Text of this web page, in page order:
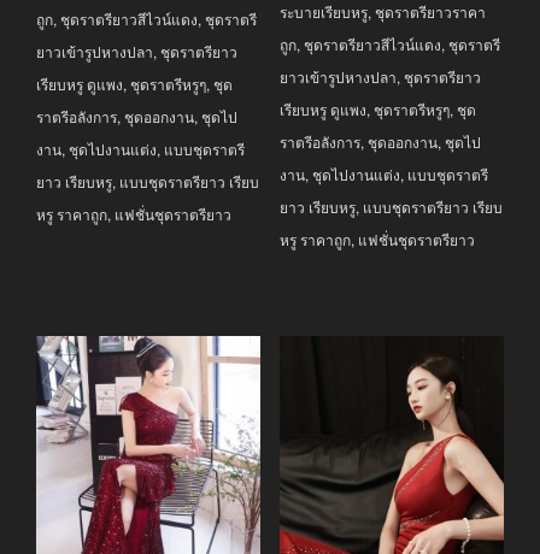
ถูก, ชุดราตรียาวสีไวน์แดง, ชุดราตรี
ยาวเข้ารูปหางปลา, ชุดราตรียาว
เรียบหรู ดูแพง, ชุดราตรีหรูๆ, ชุด
ราตรีอลังการ, ชุดออกงาน, ชุดไป
งาน, ชุดไปงานแต่ง, แบบชุดราตรี
ยาว เรียบหรู, แบบชุดราตรียาว เรียบ
หรู ราคาถูก, แฟชั่นชุดราตรียาว
ระบายเรียบหรู, ชุดราตรียาวราคา
ถูก, ชุดราตรียาวสีไวน์แดง, ชุดราตรี
ยาวเข้ารูปหางปลา, ชุดราตรียาว
เรียบหรู ดูแพง, ชุดราตรีหรูๆ, ชุด
ราตรีอลังการ, ชุดออกงาน, ชุดไป
งาน, ชุดไปงานแต่ง, แบบชุดราตรี
ยาว เรียบหรู, แบบชุดราตรียาว เรียบ
หรู ราคาถูก, แฟชั่นชุดราตรียาว